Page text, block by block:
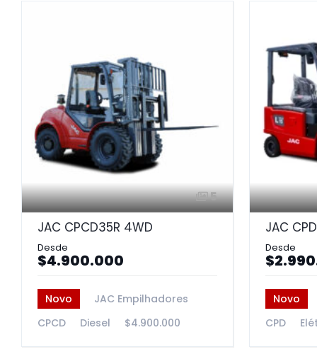
5
JAC CPCD35R 4WD
$4.900.000
Novo
JAC Empilhadores
CPCD
Diesel $4.900.000
JAC
Novo
CPD